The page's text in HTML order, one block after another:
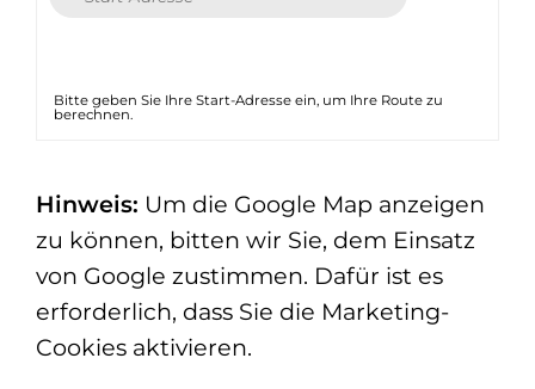
Bitte geben Sie Ihre Start-Adresse ein, um Ihre Route zu
berechnen.
Hinweis: Um die Google Map anzeigen
zu können, bitten wir Sie, dem Einsatz
von Google zustimmen. Dafür ist es
erforderlich, dass Sie die Marketing-
Cookies aktivieren.